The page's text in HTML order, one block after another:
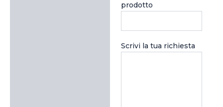
prodotto
Scrivi la tua richiesta